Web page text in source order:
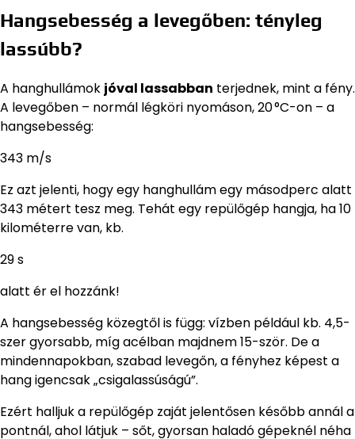
Hangsebesség a levegőben: tényleg
lassúbb?
A hanghullámok jóval lassabban terjednek, mint a fény.
A levegőben – normál légköri nyomáson, 20 °C-on – a
hangsebesség:
343 m/s
Ez azt jelenti, hogy egy hanghullám egy másodperc alatt
343 métert tesz meg. Tehát egy repülőgép hangja, ha 10
kilométerre van, kb.
29 s
alatt ér el hozzánk!
A hangsebesség közegtől is függ: vízben például kb. 4,5-
szer gyorsabb, míg acélban majdnem 15-ször. De a
mindennapokban, szabad levegőn, a fényhez képest a
hang igencsak „csigalassúságú”.
Ezért halljuk a repülőgép zaját jelentősen később annál a
pontnál, ahol látjuk – sőt, gyorsan haladó gépeknél néha